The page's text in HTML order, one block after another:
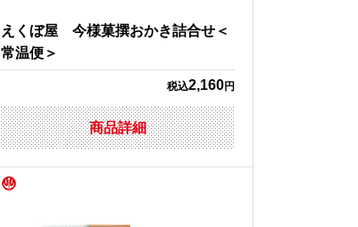
えくぼ屋 今様菓撰おかき詰合せ＜
常温便＞
税込2,160円
商品詳細